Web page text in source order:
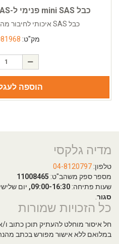
כבל mini SAS פנימי ל-SAS חיצוני באורך 2 מטר
כבל SAS איכותי לחיבור מהיר במיוחד, אורך 2 מטר.
מק"ט:
הוספה
מדיה גלקסי
טלפון: 04-8120797
מספר ספק משהב"ט: 11008465
שעות פתיחה: 09:00-16:30, יום
סגור
כל הזכויות שמורות
חל איסור מוחלט להעתיק תוכן כתוב
במלואם ללא אישור מפורש בכתב